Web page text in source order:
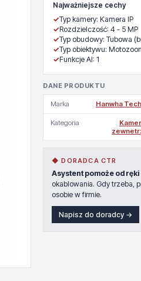
Najważniejsze cechy
✓Typ kamery: Kamera IP
✓Rozdzielczość: 4 - 5 MP
✓Typ obudowy: Tubowa
✓Typ obiektywu:
✓Funkcje AI: 1
DANE PRODUKTU
Marka Hanwha
Kategoria
◆ DORADCA CTR
Asystent pomoże od ręki
okablowania. Gdy trzeba,
osobie w firmie.
Napisz do doradcy →